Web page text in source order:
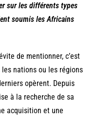
sur les différents types
soumis les Africains
de mentionner, c’est
nations ou les régions
opèrent. Depuis
à la recherche de sa
acquisition et une